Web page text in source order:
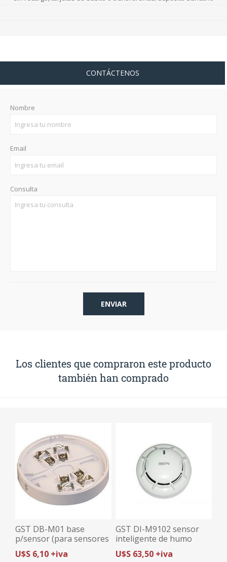
CONTÁCTENOS
Nombre
Email
Consulta
Los clientes que compraron este producto
también han comprado
GST DB-M01 base
p/sensor (para sensores
UL) series DC-M y DI-M
U$S 6,10 +iva
GST DI-M9102 sensor
inteligente de humo
fotoelectrico (UL)
U$S 63,50 +iva